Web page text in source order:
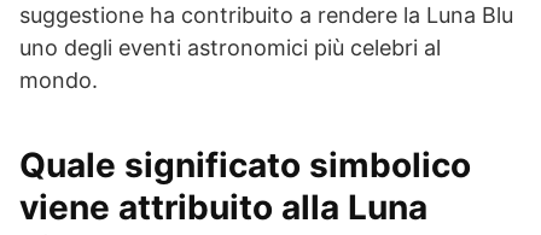
suggestione ha contribuito a rendere la Luna Blu
uno degli eventi astronomici più celebri al
mondo.
Quale significato simbolico
viene attribuito alla Luna